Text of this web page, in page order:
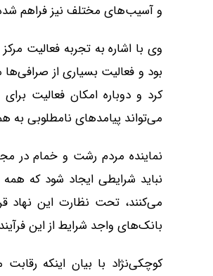
و آسیب‌های مختلف نیز فراهم
وی با اشاره به تجربه فعالیت
بود و فعالیت بسیاری از
کرد و دوباره امکان فعالیت
می‌تواند پیامدهای نامطلوبی به
نماینده مردم رشت و خمام در
نباید شرایطی ایجاد شود که
می‌کنند، تحت نظارت این نهاد
بانک‌های واجد شرایط از این
کوچکی‌نژاد با بیان اینکه